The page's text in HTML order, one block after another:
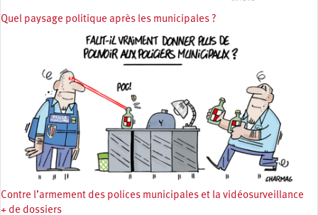
Quel paysage politique après les municipales ?
Contre l’armement des polices municipales et la vidéosurveillance
+ de dossiers